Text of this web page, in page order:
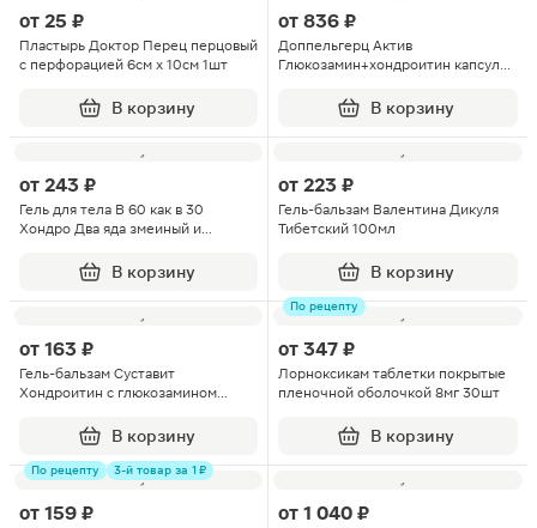
от 25 ₽
Пластырь Доктор Перец перцовый
с перфорацией 6см х 10см 1шт
В корзину
от 836 ₽
Доппельгерц Актив
Глюкозамин+хондроитин капсулы
В корзину
от 243 ₽
Гель для тела В 60 как в 30
Хондро Два яда змеиный и
В корзину
от 223 ₽
Гель-бальзам Валентина Дикуля
Тибетский 100мл
В корзину
от 163 ₽
Гель-бальзам Суставит
Хондроитин с глюкозамином
В корзину
По рецепту
от 347 ₽
Лорноксикам таблетки покрытые
пленочной оболочкой 8мг 30шт
В корзину
По рецепту 3-й товар за 1 ₽
от 159 ₽ от 1 040 ₽